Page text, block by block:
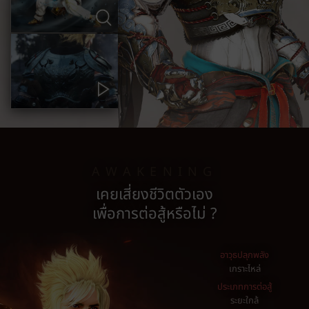
เคยเสี่ยงชีวิตตัวเอง
เพื่อการต่อสู้หรือไม่ ?
อาวุธปลุกพลัง
เกราะไหล่
ประเภทการต่อสู้
ระยะใกล้